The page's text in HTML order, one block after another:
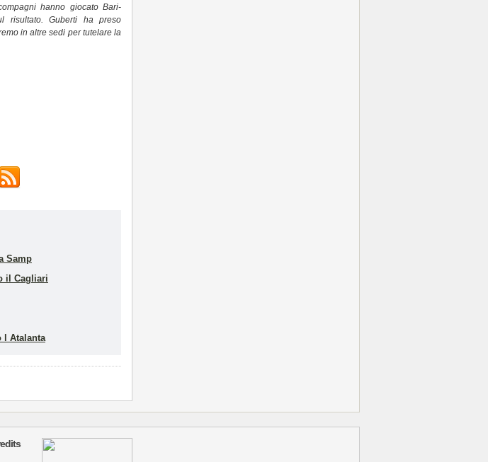
hanno giocato Bari-
risultato. Guberti ha preso
in altre sedi per tutelare la
Samp
il Cagliari
l Atalanta